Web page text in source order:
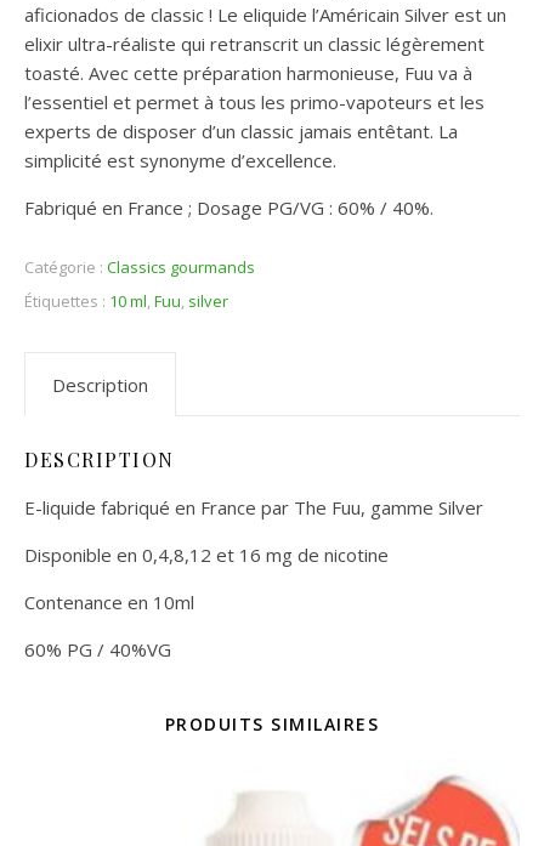
aficionados de classic ! Le eliquide l’Américain Silver est un
elixir ultra-réaliste qui retranscrit un classic légèrement
toasté. Avec cette préparation harmonieuse, Fuu va à
l’essentiel et permet à tous les primo-vapoteurs et les
experts de disposer d’un classic jamais entêtant. La
simplicité est synonyme d’excellence.
Fabriqué en France ; Dosage PG/VG : 60% / 40%.
Catégorie : Classics gourmands
Étiquettes : 10 ml,Fuu, silver
Description
DESCRIPTION
E-liquide fabriqué en France par The Fuu, gamme Silver
Disponible en 0,4,8,12 et 16 mg de nicotine
Contenance en 10ml
60% PG / 40%VG
PRODUITS SIMILAIRES